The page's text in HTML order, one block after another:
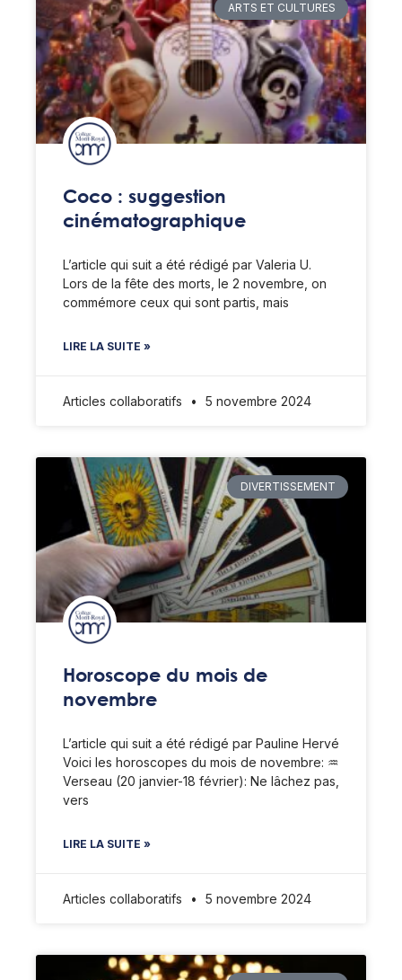
ARTS ET CULTURES
Coco : suggestion
cinématographique
L’article qui suit a été rédigé par Valeria U.
Lors de la fête des morts, le 2 novembre, on
commémore ceux qui sont partis, mais
LIRE LA SUITE »
Articles collaboratifs 5 novembre 2024
DIVERTISSEMENT
Horoscope du mois de
novembre
L’article qui suit a été rédigé par Pauline Hervé
Voici les horoscopes du mois de novembre: ♒️
Verseau (20 janvier-18 février): Ne lâchez pas,
vers
LIRE LA SUITE »
Articles collaboratifs 5 novembre 2024